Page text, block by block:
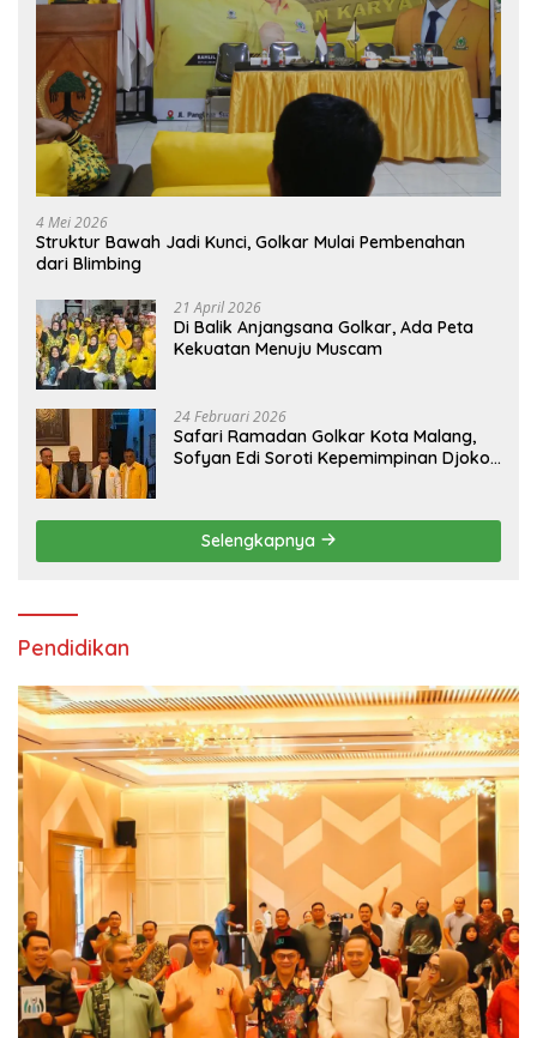
4 Mei 2026
Struktur Bawah Jadi Kunci, Golkar Mulai Pembenahan
dari Blimbing
21 April 2026
Di Balik Anjangsana Golkar, Ada Peta
Kekuatan Menuju Muscam
24 Februari 2026
Safari Ramadan Golkar Kota Malang,
Sofyan Edi Soroti Kepemimpinan Djoko
Selengkapnya
Pendidikan